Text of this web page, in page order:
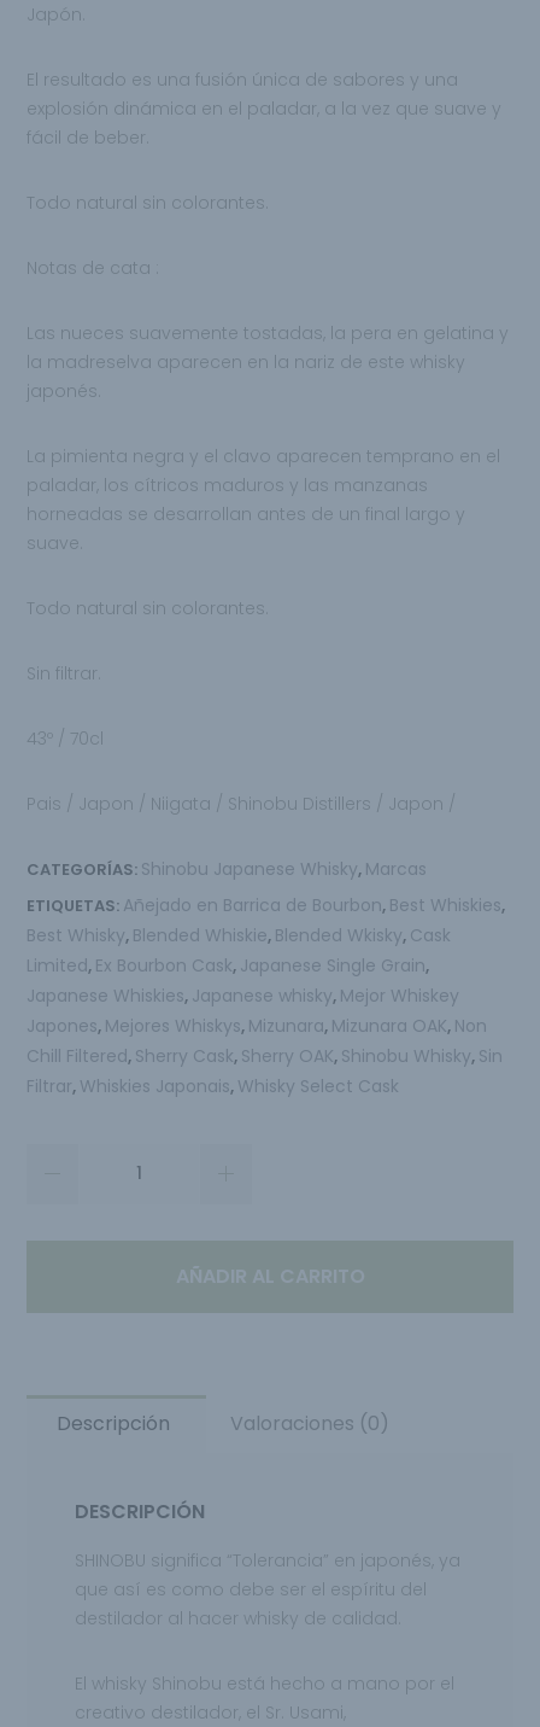
Japón.
El resultado es una fusión única de sabores y una
explosión dinámica en el paladar, a la vez que suave y
fácil de beber.
Todo natural sin colorantes.
Notas de cata :
Las nueces suavemente tostadas, la pera en gelatina y
la madreselva aparecen en la nariz de este whisky
japonés.
La pimienta negra y el clavo aparecen temprano en el
paladar, los cítricos maduros y las manzanas
horneadas se desarrollan antes de un final largo y
suave.
Todo natural sin colorantes.
Sin filtrar.
43º / 70cl
Pais / Japon / Niigata / Shinobu Distillers / Japon /
CATEGORÍAS: Shinobu Japanese Whisky, Marcas
ETIQUETAS: Añejado en Barrica de Bourbon, Best Whiskies,
Best Whisky, Blended Whiskie, Blended Wkisky, Cask
Limited, Ex Bourbon Cask, Japanese Single Grain,
Japanese Whiskies, Japanese whisky, Mejor Whiskey
Japones, Mejores Whiskys, Mizunara, Mizunara OAK, Non
Chill Filtered, Sherry Cask, Sherry OAK, Shinobu Whisky, Sin
Filtrar, Whiskies Japonais, Whisky Select Cask
AÑADIR AL CARRITO
Descripción Valoraciones (0)
DESCRIPCIÓN
SHINOBU significa “Tolerancia” en japonés, ya
que así es como debe ser el espíritu del
destilador al hacer whisky de calidad.
El whisky Shinobu está hecho a mano por el
creativo destilador, el Sr. Usami,